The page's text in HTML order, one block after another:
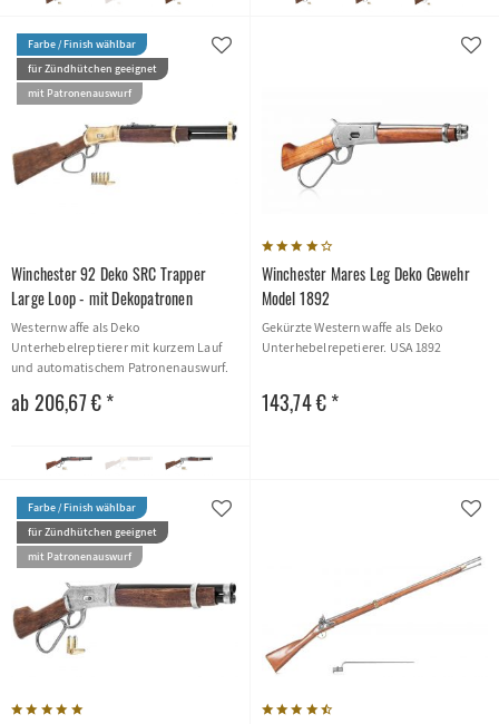
Farbe / Finish wählbar
für Zündhütchen geeignet
mit Patronenauswurf
Winchester 92 Deko SRC Trapper
Large Loop - mit Dekopatronen
Westernwaffe als Deko
Unterhebelreptierer mit kurzem Lauf
und automatischem Patronenauswurf.
ab 206,67 € *
Winchester Mares Leg Deko Gewehr
Model 1892
Gekürzte Westernwaffe als Deko
Unterhebelrepetierer. USA 1892
143,74 € *
Farbe / Finish wählbar
für Zündhütchen geeignet
mit Patronenauswurf